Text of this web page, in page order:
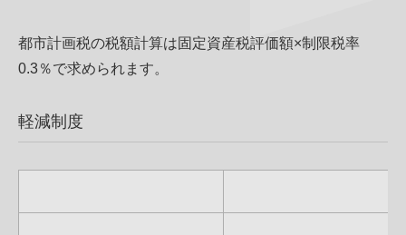
都市計画税の税額計算は固定資産税評価額×制限税率
0.3％で求められます。
軽減制度